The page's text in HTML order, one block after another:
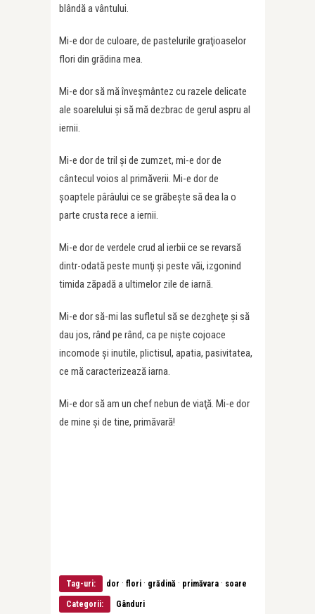
blândă a vântului.
Mi-e dor de culoare, de pastelurile graţioaselor
flori din grădina mea.
Mi-e dor să mă înveşmântez cu razele delicate
ale soarelului şi să mă dezbrac de gerul aspru al
iernii.
Mi-e dor de tril şi de zumzet, mi-e dor de
cântecul voios al primăverii. Mi-e dor de
şoaptele pârâului ce se grăbeşte să dea la o
parte crusta rece a iernii.
Mi-e dor de verdele crud al ierbii ce se revarsă
dintr-odată peste munţi şi peste văi, izgonind
timida zăpadă a ultimelor zile de iarnă.
Mi-e dor să-mi las sufletul să se dezgheţe şi să
dau jos, rând pe rând, ca pe nişte cojoace
incomode şi inutile, plictisul, apatia, pasivitatea,
ce mă caracterizează iarna.
Mi-e dor să am un chef nebun de viaţă. Mi-e dor
de mine şi de tine, primăvară!
Tag-uri: dor · flori · grădină · primăvara · soare
Categorii: Gânduri